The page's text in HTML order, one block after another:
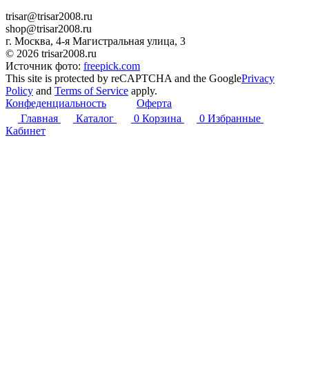
trisar@trisar2008.ru
shop@trisar2008.ru
г. Москва, 4-я Магистральная улица, 3
© 2026 trisar2008.ru
Источник фото: freepick.com
This site is protected by reCAPTCHA and the GooglePrivacy
Policy and Terms of Service apply.
Конфеденциальность
Оферта
Главная
Каталог 0 Корзина 0 Избранные
Кабинет